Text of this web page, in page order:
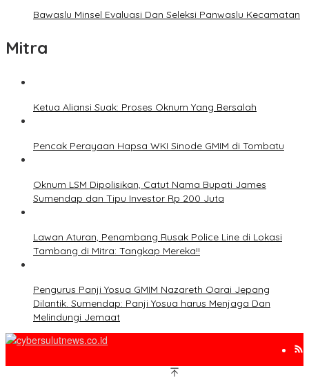
Bawaslu Minsel Evaluasi Dan Seleksi Panwaslu Kecamatan
Mitra
Ketua Aliansi Suak: Proses Oknum Yang Bersalah
Pencak Perayaan Hapsa WKI Sinode GMIM di Tombatu
Oknum LSM Dipolisikan, Catut Nama Bupati James
Sumendap dan Tipu Investor Rp 200 Juta
Lawan Aturan, Penambang Rusak Police Line di Lokasi
Tambang di Mitra: Tangkap Mereka!!
Pengurus Panji Yosua GMIM Nazareth Oarai Jepang
Dilantik. Sumendap: Panji Yosua harus Menjaga Dan
Melindungi Jemaat